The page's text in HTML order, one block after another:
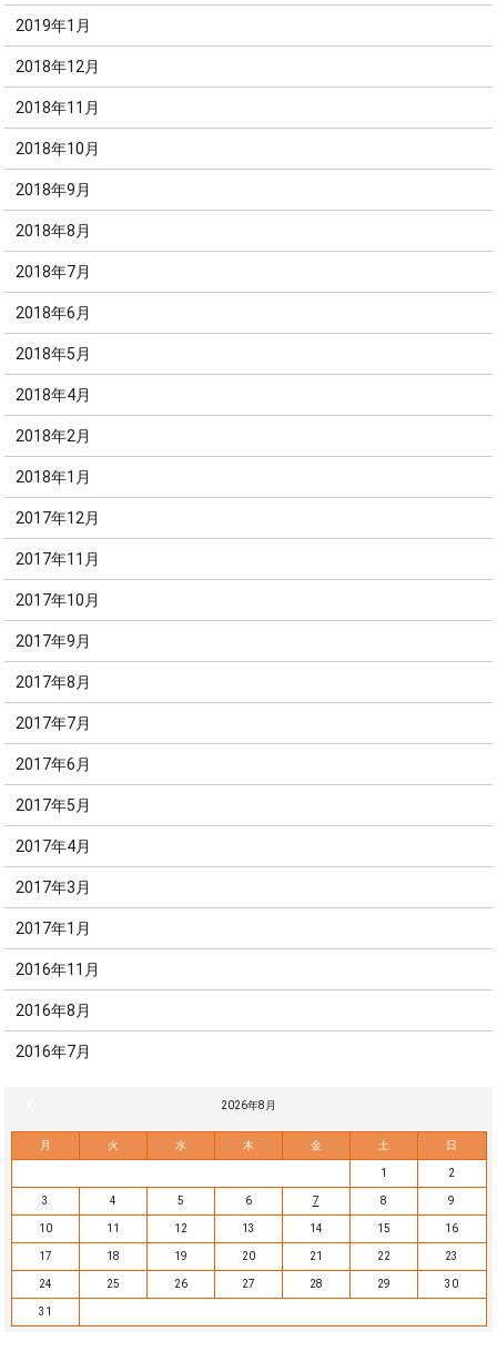
2019年1月
2018年12月
2018年11月
2018年10月
2018年9月
2018年8月
2018年7月
2018年6月
2018年5月
2018年4月
2018年2月
2018年1月
2017年12月
2017年11月
2017年10月
2017年9月
2017年8月
2017年7月
2017年6月
2017年5月
2017年4月
2017年3月
2017年1月
2016年11月
2016年8月
2016年7月
2026年8月
月 火 水 木 金 土 日
1 2
3 4 5 6 7 8 9
10 11 12 13 14 15 16
17 18 19 20 21 22 23
24 25 26 27 28 29 30
31